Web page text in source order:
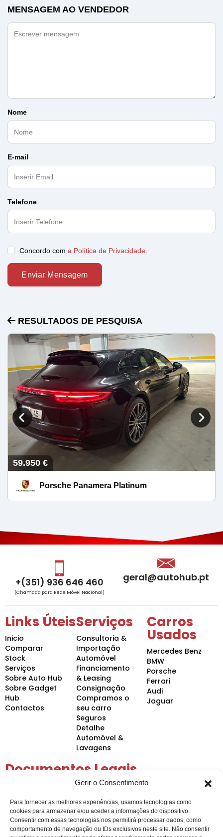
Gerir o Consentimento
Para fornecer as melhores experiências, usamos tecnologias como
cookies para armazenar e/ou aceder a informações do dispositivo.
Consentir com essas tecnologias nos permitirá processar dados, como
comportamento de navegação ou IDs exclusivos neste site. Não consentir
MENSAGEM AO VENDEDOR
Nome
E-mail
Telefone
Concordo com a Política de Privacidade.
Enviar Mensagem
RESULTADOS DE PESQUISA
59.950 €
Porsche Panamera Platinum
+(351) 936 646 460
(Chamada para Rede Móvel Nacional)
geral@autohub.pt
Links Úteis
Inicio
Comparar
Stock
Serviços
Sobre Auto Hub
Sobre Gadget
Hub
Contactos
Serviços
Consultoria &
Importação
Automóvel
Financiamento
& Leasing
Consignação
Compramos o
seu carro
Seguros
Detalhe
Automóvel &
Lavagens
Carros
Usados
Mercedes Benz
BMW
Porsche
Ferrari
Audi
Jaguar
Documentos Legais
Política de Cookies
Condições Gerais
Arbitragem de Conflitos
Intermediação de Crédito